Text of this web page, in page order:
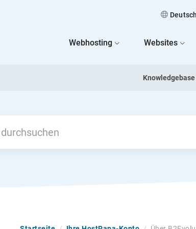
Deutsch
Webhosting Websites
Knowledgebase